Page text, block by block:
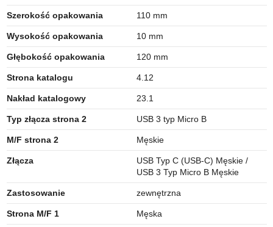
Szerokość opakowania 110 mm
Wysokość opakowania 10 mm
Głębokość opakowania 120 mm
Strona katalogu 4.12
Nakład katalogowy 23.1
Typ złącza strona 2 USB 3 typ Micro B
M/F strona 2 Męskie
Złącza
USB Typ C (USB-C) Męskie /
USB 3 Typ Micro B Męskie
Zastosowanie zewnętrzna
Strona M/F 1 Męska